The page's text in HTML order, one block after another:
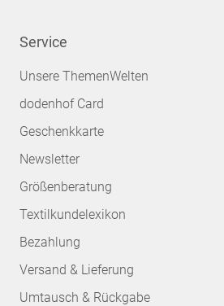
Service
Unsere ThemenWelten
dodenhof Card
Geschenkkarte
Newsletter
Größenberatung
Textilkundelexikon
Bezahlung
Versand & Lieferung
Umtausch & Rückgabe